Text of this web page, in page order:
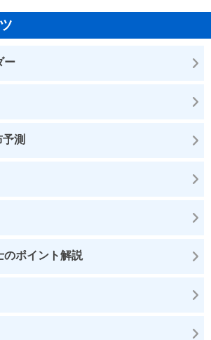
ー
測
のポイント解説